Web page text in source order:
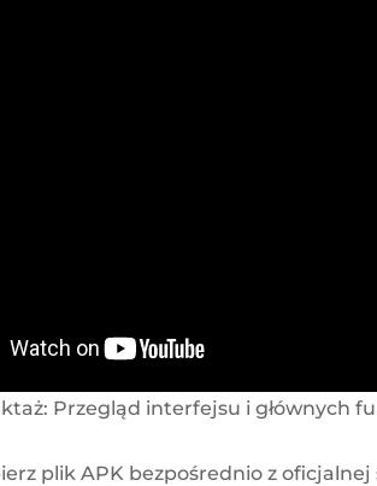
Przegląd interfejsu i głównych
plik APK bezpośrednio z